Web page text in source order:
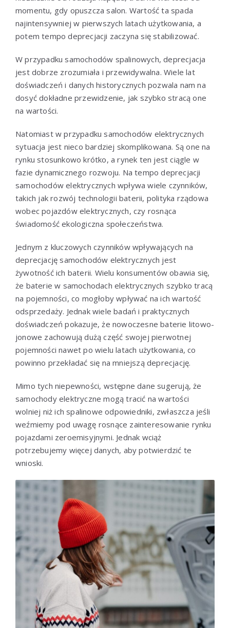
momentu, gdy opuszcza salon. Wartość ta spada
najintensywniej w pierwszych latach użytkowania, a
potem tempo deprecjacji zaczyna się stabilizować.
W przypadku samochodów spalinowych, deprecjacja
jest dobrze zrozumiała i przewidywalna. Wiele lat
doświadczeń i danych historycznych pozwala nam na
dosyć dokładne przewidzenie, jak szybko stracą one
na wartości.
Natomiast w przypadku samochodów elektrycznych
sytuacja jest nieco bardziej skomplikowana. Są one na
rynku stosunkowo krótko, a rynek ten jest ciągle w
fazie dynamicznego rozwoju. Na tempo deprecjacji
samochodów elektrycznych wpływa wiele czynników,
takich jak rozwój technologii baterii, polityka rządowa
wobec pojazdów elektrycznych, czy rosnąca
świadomość ekologiczna społeczeństwa.
Jednym z kluczowych czynników wpływających na
deprecjację samochodów elektrycznych jest
żywotność ich baterii. Wielu konsumentów obawia się,
że baterie w samochodach elektrycznych szybko tracą
na pojemności, co mogłoby wpływać na ich wartość
odsprzedaży. Jednak wiele badań i praktycznych
doświadczeń pokazuje, że nowoczesne baterie litowo-
jonowe zachowują dużą część swojej pierwotnej
pojemności nawet po wielu latach użytkowania, co
powinno przekładać się na mniejszą deprecjację.
Mimo tych niepewności, wstępne dane sugerują, że
samochody elektryczne mogą tracić na wartości
wolniej niż ich spalinowe odpowiedniki, zwłaszcza jeśli
weźmiemy pod uwagę rosnące zainteresowanie rynku
pojazdami zeroemisyjnymi. Jednak wciąż
potrzebujemy więcej danych, aby potwierdzić te
wnioski.